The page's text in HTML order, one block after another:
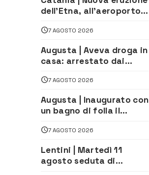
dell’Etna, all’aeroporto
dirottati
7 AGOSTO 2026
Augusta | Aveva droga in
casa: arrestato dai
7 AGOSTO 2026
Augusta | Inaugurato con
un bagno di folla il
Moro
7 AGOSTO 2026
Lentini | Martedì 11
agosto seduta di